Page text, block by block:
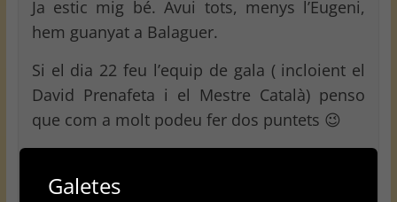
Ja estic mig bé. Avui tots, menys l’Eugeni,
hem guanyat a Balaguer.
Si el dia 22 feu l’equip de gala ( incloient el
David Prenafeta i el Mestre Català) penso
que com a molt podeu fer dos puntets 😉
3-2 i si surt millor, millor!
Galetes